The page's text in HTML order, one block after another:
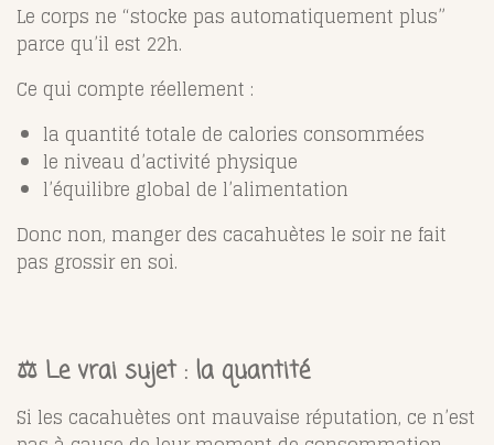
Le corps ne “stocke pas automatiquement plus”
parce qu’il est 22h.
Ce qui compte réellement :
la quantité totale de calories consommées
le niveau d’activité physique
l’équilibre global de l’alimentation
Donc non, manger des cacahuètes le soir ne fait
pas grossir en soi.
⚖️ Le vrai sujet : la quantité
Si les cacahuètes ont mauvaise réputation, ce n’est